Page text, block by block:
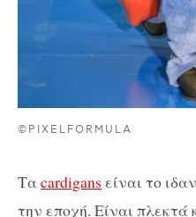
©PIXELFORMULA
Ταcardigans είναι το
την εποχή. Είναι πλεκτά